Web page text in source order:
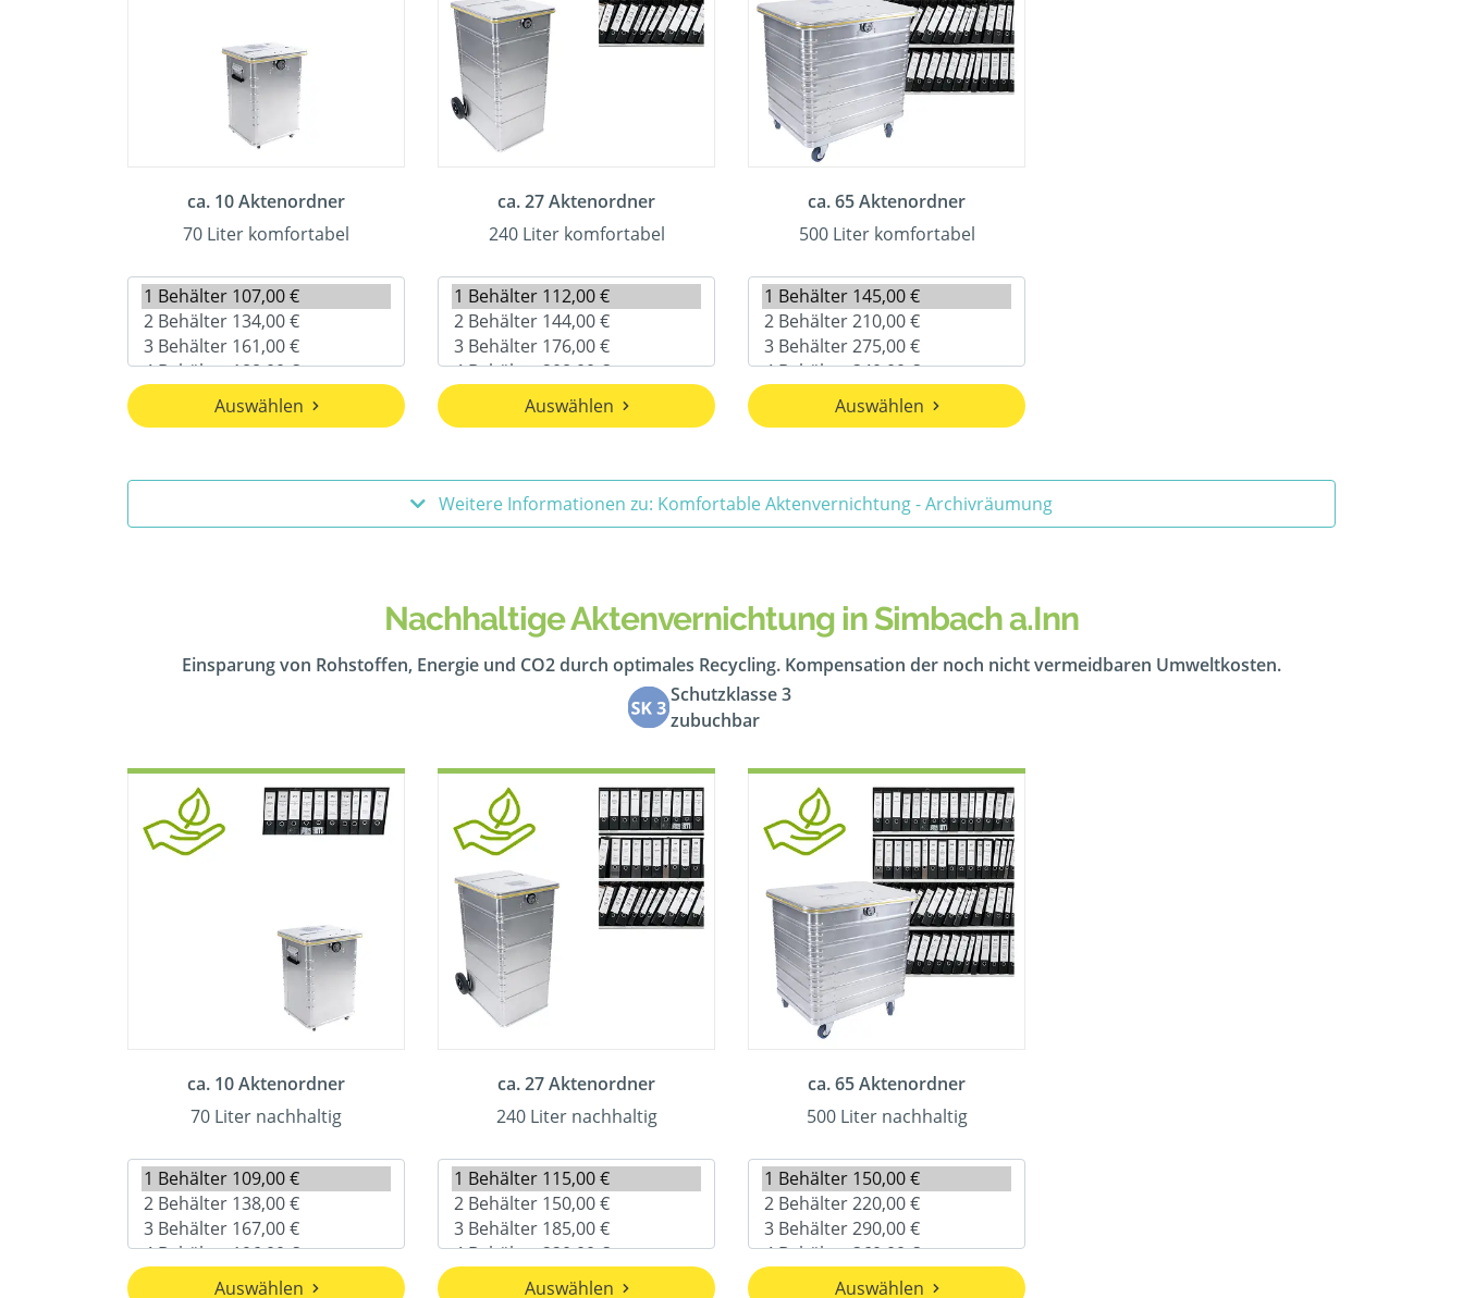
ca. 10 Aktenordner
70 Liter komfortabel
Auswählen
ca. 27 Aktenordner
240 Liter komfortabel
Auswählen
ca. 65 Aktenordner
500 Liter komfortabel
Auswählen
Weitere Informationen zu: Komfortable Aktenvernichtung - Archivräumung
Nachhaltige Aktenvernichtung in Simbach a.Inn
Einsparung von Rohstoffen, Energie und CO2 durch optimales Recycling. Kompensation der noch nicht vermeidbaren Umweltkosten.
Schutzklasse 3
zubuchbar
ca. 10 Aktenordner
70 Liter nachhaltig
Auswählen
ca. 27 Aktenordner
240 Liter nachhaltig
Auswählen
ca. 65 Aktenordner
500 Liter nachhaltig
Auswählen